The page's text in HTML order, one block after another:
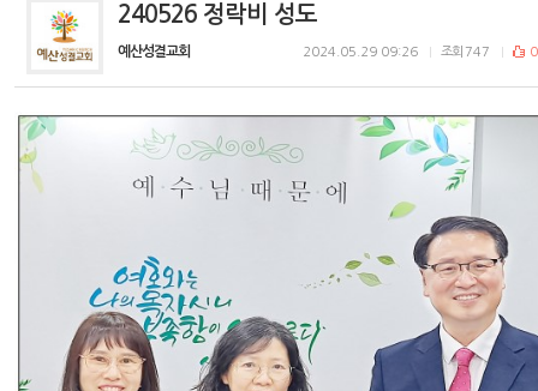
240526 정락비 성도
예산성결교회 0
조회 747
2024.05.29 09:26